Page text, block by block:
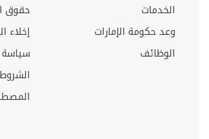
الخدمات
وعد حكومة الإمارات
الوظائف
حقوق
إخلاء